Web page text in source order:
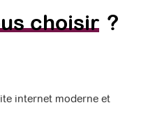
choisir ?
internet moderne et